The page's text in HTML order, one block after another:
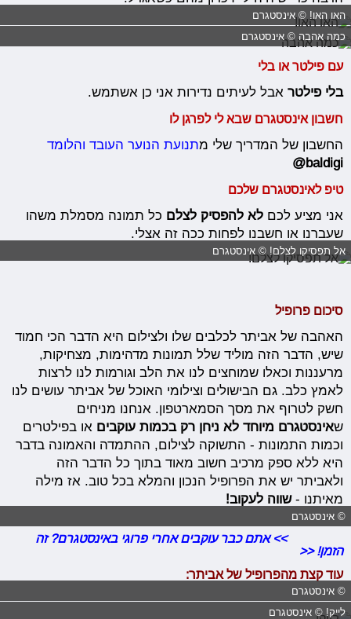
האו האו! © אינסטגרם
כמה אהבה © אינסטגרם
עם פילטר או בלי
בלי פילטר אבל לעיתים נדירות אני כן אשתמש.
חשבון אינסטגרם שבא לי לפרגן לו
החשבון של המדריך שלי מתנועת הנוער העובד והלומד
baldigi@
טיפ לאינסטגרם שלכם
אני מציע לכםלא להפסיק לצלם כל תמונה מסמלת משהו
שעברנו או חשבנו לפחות ככה זה אצלי.
אל תפסיקו לצלם! © אינסטגרם
סיכום פרופיל
האהבה של אביתר לכלבים שלו ולצילום היא הדבר הכי חמוד
שיש, הדבר הזה מוליד שלל תמונות מדהימות, מצחיקות,
מרעננות וכאלו שמוחצים לנו את הלב וגורמות לנו לרצות
לאמץ כלב. גם הבישולים וצילומי האוכל של אביתר עושים לנו
חשק לטרוף את מסך הסמארטפון. אנחנו מניחים
שאינסטגרם מיוחד לא ניחן רק בכמות עוקבים או בפילטרים
וכמות התמונות - התשוקה לצילום, ההתמדה והאמונה בדבר
היא ללא ספק מרכיב חשוב מאוד בתוך כל הדבר הזה
ולאביתר יש את הפרופיל הנכון והמלא בכל טוב. אז מילה
מאיתנו -שווה לעקוב!
© אינסטגרם
>> אתם כבר עוקבים אחרי פרוגי באינסטגרם? זה
הזמן! <<
עוד קצת מהפרופיל של אביתר:
© אינסטגרם
לייק! © אינסטגרם